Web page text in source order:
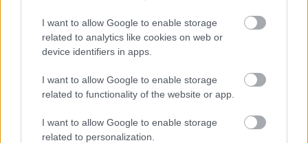
I want to allow Google to enable storage
related to analytics like cookies on web or
device identifiers in apps.
I want to allow Google to enable storage
related to functionality of the website or app.
I want to allow Google to enable storage
related to personalization.